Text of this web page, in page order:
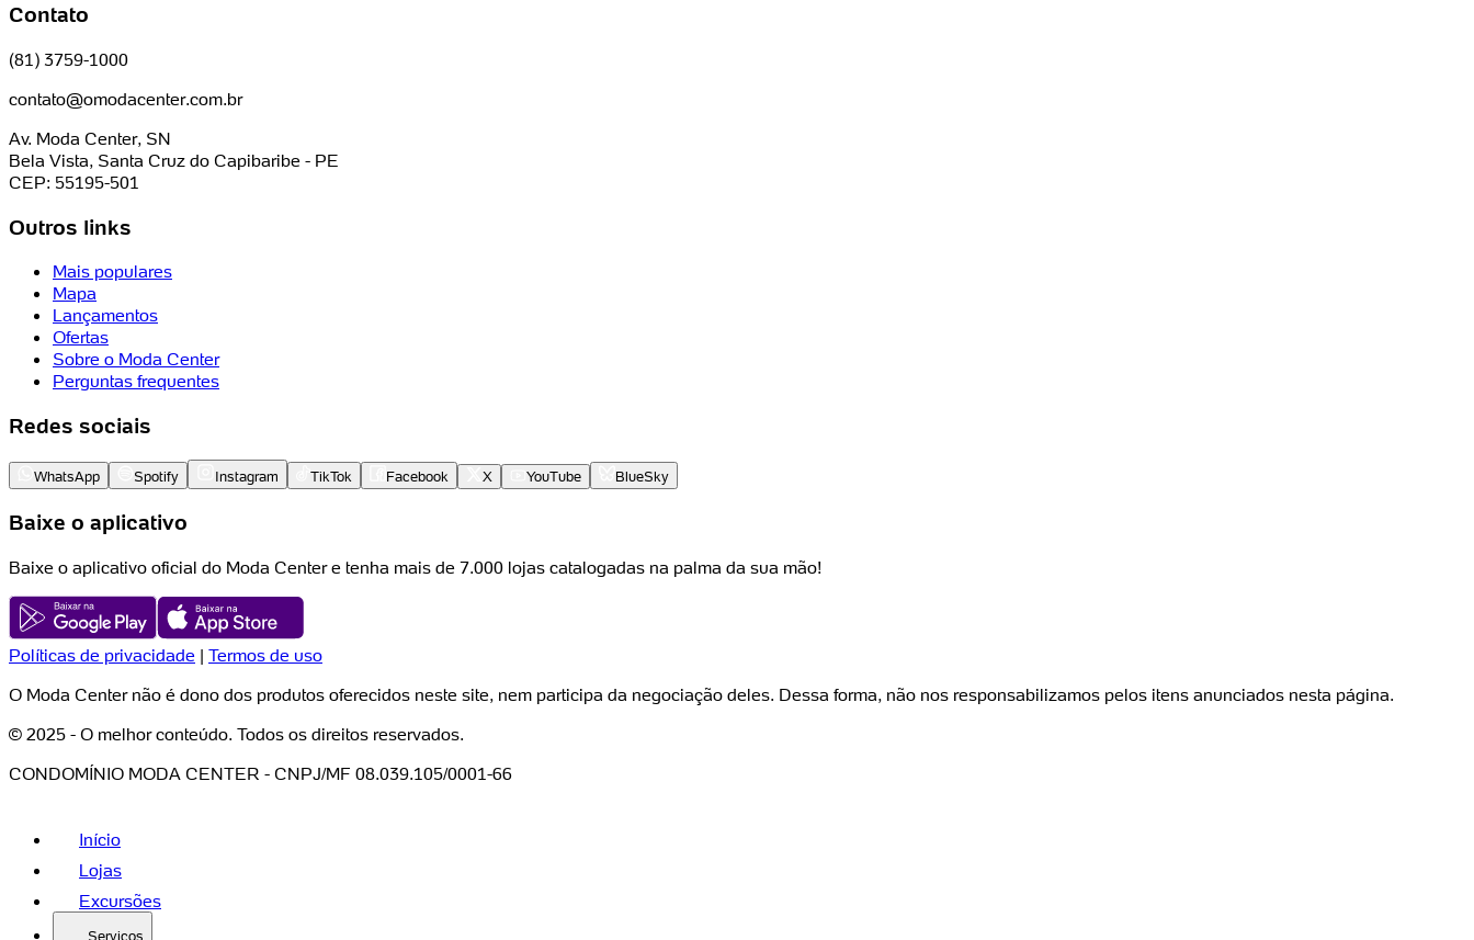
Contato
(81) 3759-1000
contato@omodacenter.com.br
Av. Moda Center, SN
Bela Vista, Santa Cruz do Capibaribe - PE
CEP: 55195-501
Outros links
Mais populares
Mapa
Lançamentos
Ofertas
Sobre o Moda Center
Perguntas frequentes
Redes sociais
WhatsApp Spotify Instagram TikTok Facebook X YouTube BlueSky
Baixe o aplicativo
Baixe o aplicativo oficial do Moda Center e tenha mais de 7.000 lojas catalogadas na palma da sua mão!
Políticas de privacidade | Termos de uso
O Moda Center não é dono dos produtos oferecidos neste site, nem participa da negociação deles. Dessa forma, não nos responsabilizamos pelos itens anunciados nesta página.
© 2025 - O melhor conteúdo. Todos os direitos reservados.
CONDOMÍNIO MODA CENTER - CNPJ/MF 08.039.105/0001-66
Início
Lojas
Excursões